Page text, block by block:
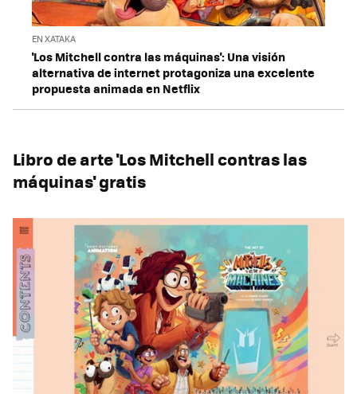
EN XATAKA
'Los Mitchell contra las máquinas': Una visión
alternativa de internet protagoniza una excelente
propuesta animada en Netflix
Libro de arte 'Los Mitchell contras las
máquinas' gratis